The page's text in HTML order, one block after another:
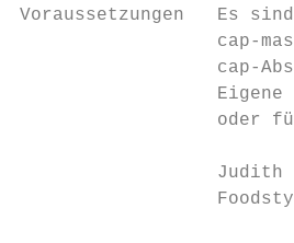
Voraussetzungen   Es
cap-
cap-
Eigene
oder
Judith